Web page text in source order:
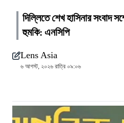
দিল্লিতে শেখ হাসিনার সংবাদ
হুমকি: এনসিপি
Lens Asia
৬ আগস্ট, ২০২৬ রাত্রি ০৯:০৬